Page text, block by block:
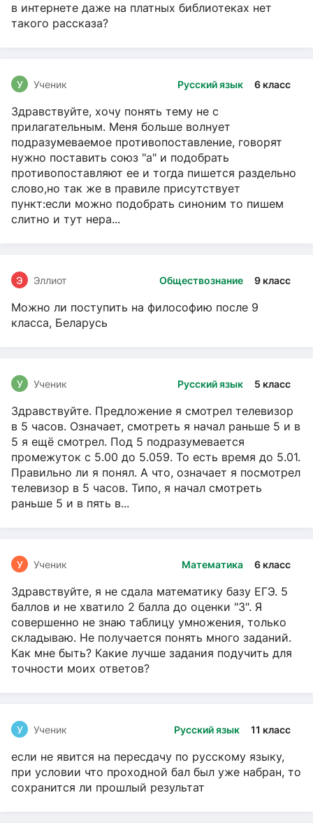
в интернете даже на платных библиотеках нет
такого рассказа?
Русский язык 6 класс
У Ученик
Здравствуйте, хочу понять тему не с
прилагательным. Меня больше волнует
подразумеваемое противопоставление, говорят
нужно поставить союз "а" и подобрать
противопоставляют ее и тогда пишется раздельно
слово,но так же в правиле присутствует
пункт:если можно подобрать синоним то пишем
слитно и тут нера...
Обществознание 9 класс
Э Эллиот
Можно ли поступить на философию после 9
класса, Беларусь
Русский язык 5 класс
У Ученик
Здравствуйте. Предложение я смотрел телевизор
в 5 часов. Означает, смотреть я начал раньше 5 и в
5 я ещё смотрел. Под 5 подразумевается
промежуток с 5.00 до 5.059. То есть время до 5.01.
Правильно ли я понял. А что, означает я посмотрел
телевизор в 5 часов. Типо, я начал смотреть
раньше 5 и в пять в...
Математика 6 класс
У Ученик
Здравствуйте, я не сдала математику базу ЕГЭ. 5
баллов и не хватило 2 балла до оценки "3". Я
совершенно не знаю таблицу умножения, только
складываю. Не получается понять много заданий.
Как мне быть? Какие лучше задания подучить для
точности моих ответов?
Русский язык 11 класс
У Ученик
если не явится на пересдачу по русскому языку,
при условии что проходной бал был уже набран, то
сохранится ли прошлый результат